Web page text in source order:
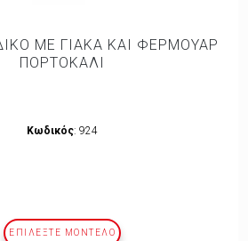
ΜΕ ΓΙΑΚΑ ΚΑΙ ΦΕΡΜΟΥΑΡ
ΠΟΡΤΟΚΑΛΙ
Κωδικός: 924
ΕΠΙΛΕΞΤΕ ΜΟΝΤΕΛΟ